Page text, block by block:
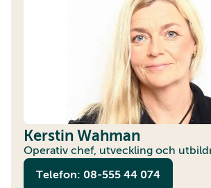
Kerstin Wahman
Operativ chef, utveckling och
Telefon: 08-555 44 074